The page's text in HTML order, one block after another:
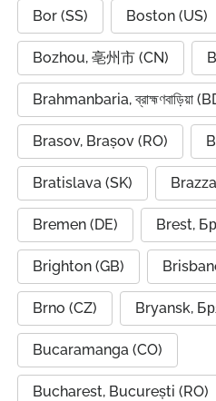
Bor (SS) Boston (US)
Bozhou, 亳州市 (CN)
Brahmanbaria, ব্রাহ্মণবাড়িয়া
Brasov, Brașov (RO)
Bratislava (SK)
Bremen (DE) Brest,
Brighton (GB)
Brno (CZ) Bryansk,
Bucaramanga (CO)
Bucharest, București (RO)